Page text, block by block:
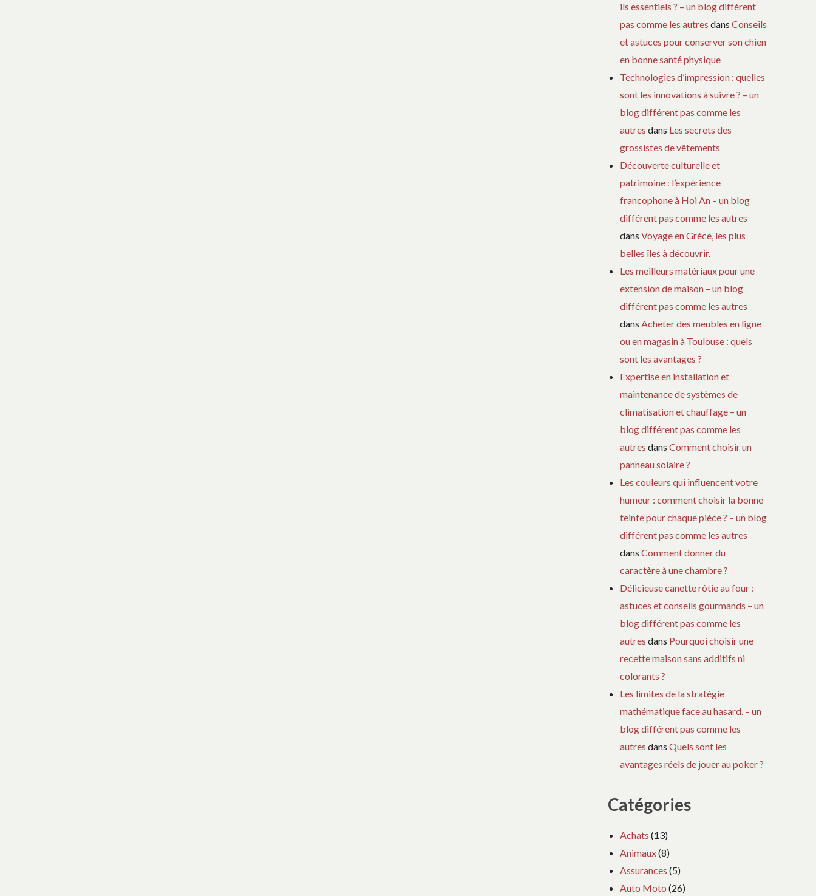
ils essentiels ? – un blog différent
pas comme les autres dansConseils
et astuces pour conserver son chien
en bonne santé physique
Technologies d’impression : quelles
sont les innovations à suivre ? – un
blog différent pas comme les
autres dans Les secrets des
grossistes de vêtements
Découverte culturelle et
patrimoine : l’expérience
francophone à Hoi An – un blog
différent pas comme les autres
dansVoyage en Grèce, les plus
belles îles à découvrir.
Les meilleurs matériaux pour une
extension de maison – un blog
différent pas comme les autres
dansAcheter des meubles en ligne
ou en magasin à Toulouse : quels
sont les avantages ?
Expertise en installation et
maintenance de systèmes de
climatisation et chauffage – un
blog différent pas comme les
autres dansComment choisir un
panneau solaire ?
Les couleurs qui influencent votre
humeur : comment choisir la bonne
teinte pour chaque pièce ? – un blog
différent pas comme les autres
dansComment donner du
caractère à une chambre ?
Délicieuse canette rôtie au four :
astuces et conseils gourmands – un
blog différent pas comme les
autres dans Pourquoi choisir une
recette maison sans additifs ni
colorants ?
Les limites de la stratégie
mathématique face au hasard. – un
blog différent pas comme les
autres dansQuels sont les
avantages réels de jouer au poker ?
Catégories
Achats (13)
Animaux(8)
Assurances (5)
Auto Moto (26)